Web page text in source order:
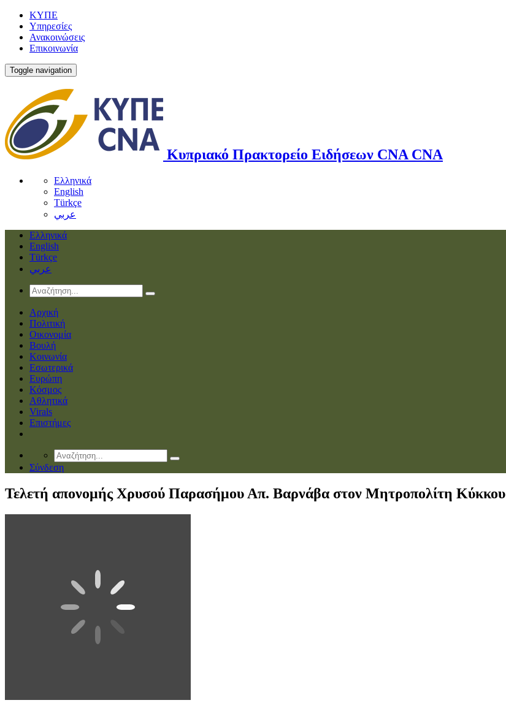
ΚΥΠΕ
Υπηρεσίες
Ανακοινώσεις
Επικοινωνία
Toggle navigation
Κυπριακό Πρακτορείο Ειδήσεων CNA CNA
Ελληνικά
English
Türkçe
عربي
Ελληνικά
English
Türkçe
عربي
Αρχική
Πολιτική
Οικονομία
Βουλή
Κοινωνία
Εσωτερικά
Ευρώπη
Κόσμος
Αθλητικά
Virals
Επιστήμες
Σύνδεση
Τελετή απονομής Χρυσού Παρασήμου Απ. Βαρνάβα στον Μητροπολίτη Κύκκου